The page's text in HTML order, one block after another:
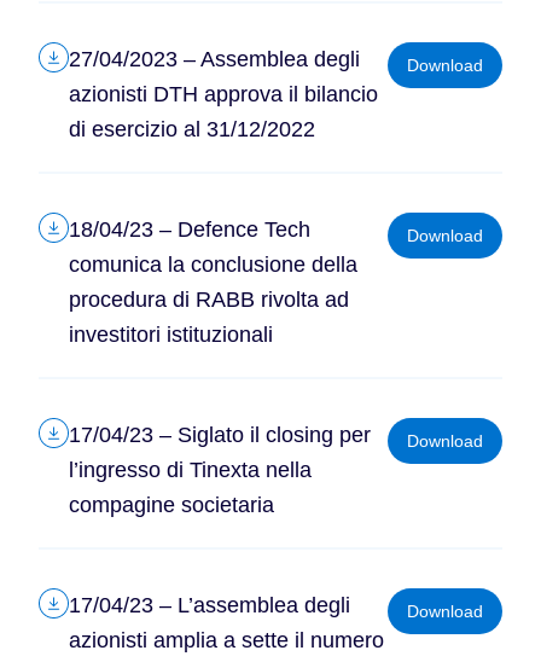
27/04/2023 – Assemblea degli
azionisti DTH approva il bilancio
di esercizio al 31/12/2022
Download
18/04/23 – Defence Tech
comunica la conclusione della
procedura di RABB rivolta ad
investitori istituzionali
Download
17/04/23 – Siglato il closing per
l’ingresso di Tinexta nella
compagine societaria
Download
17/04/23 – L’assemblea degli
azionisti amplia a sette il numero
Download